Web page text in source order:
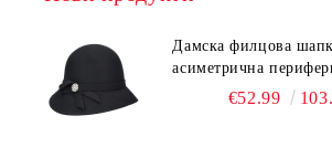
Дамска филцова
асиметрична
CF0376 | Черен
€52.99